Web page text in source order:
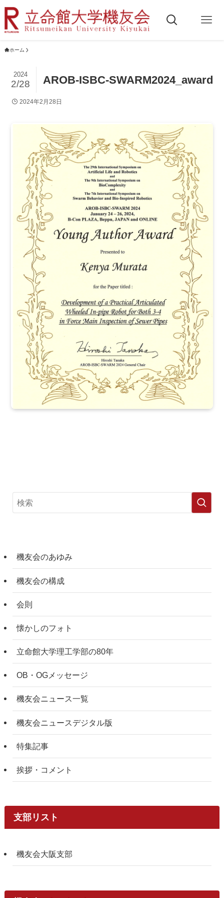
ホーム
AROB-ISBC-SWARM2024_award
2024
2/28
2024年2月28日
機友会のあゆみ
機友会の構成
会則
懐かしのフォト
立命館大学理工学部の80年
OB・OGメッセージ
機友会ニュース一覧
機友会ニュースデジタル版
特集記事
挨拶・コメント
支部リスト
機友会大阪支部